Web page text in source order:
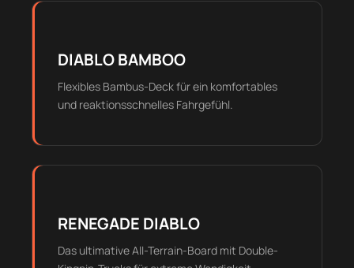
DIABLO BAMBOO
Flexibles Bambus-Deck für ein komfortables
und reaktionsschnelles Fahrgefühl.
RENEGADE DIABLO
Das ultimative All-Terrain-Board mit Double-